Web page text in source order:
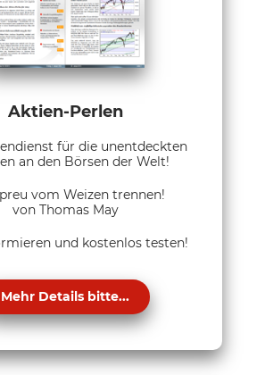
Aktien-Perlen
für die unentdeckten
an den Börsen der Welt!
vom Weizen trennen!
von Thomas May
und kostenlos testen!
Mehr Details bitte...